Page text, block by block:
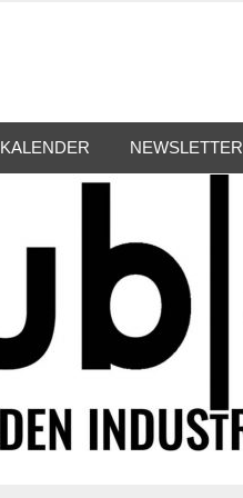
KALENDER NEWSLETTER